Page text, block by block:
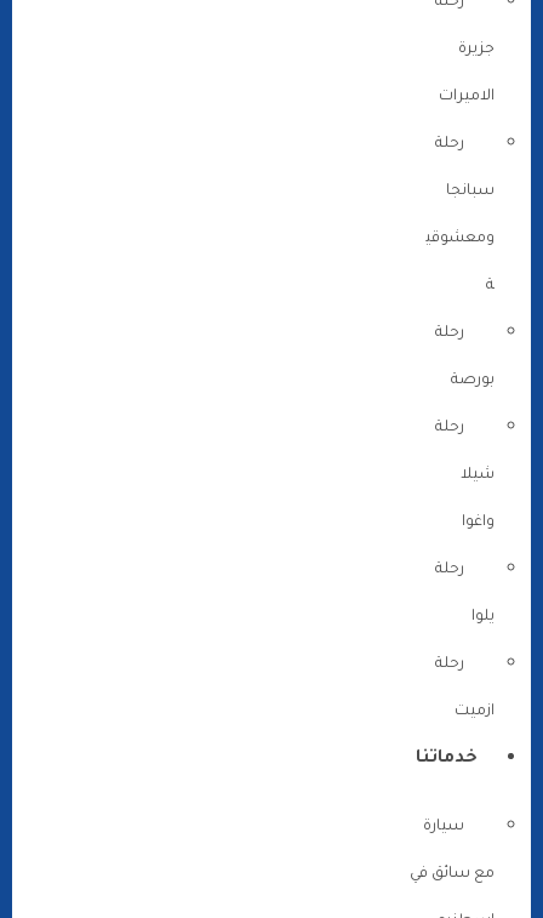
جزيرة
الاميرات
رحلة
سبانجا
ومعشوقي
ة
رحلة
بورصة
رحلة
شيلا
واغوا
رحلة
يلوا
رحلة
ازميت
خدماتنا
سيارة
مع سائق في